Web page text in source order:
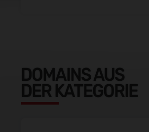
DOMAINS AUS
DER KATEGORIE